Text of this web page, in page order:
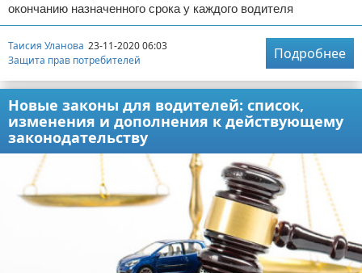
окончанию назначенного срока у каждого водителя
Таисия Уланова 23-11-2020 06:03
Защита прав потребителей
Подробнее
Новые законы для водителей: список,
изменения и дополнения к действующему
законодательству